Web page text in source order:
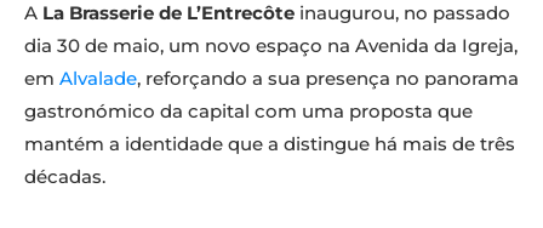
A La Brasserie de L’Entrecôte inaugurou, no passado
dia 30 de maio, um novo espaço na Avenida da Igreja,
em Alvalade, reforçando a sua presença no panorama
gastronómico da capital com uma proposta que
mantém a identidade que a distingue há mais de três
décadas.